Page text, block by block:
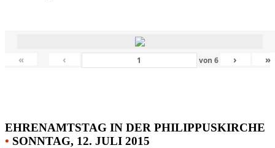
« ‹ von 6 › »
EHRENAMTSTAG IN DER PHILIPPUSKIRCHE
• SONNTAG, 12. JULI 2015